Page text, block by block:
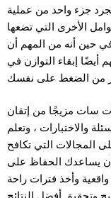
جزء واحد من عملية
الأخرى التي تضعها
في حين أنه من المهم أن
إبقاء التوازن في
سات مزيجًا من إتقان
والاختبارات ، وتعلم
المجالات التي تكافح
أن يساعدك الحفاظ على
واقعية وأخذ فترات راحة
وتحقيق أفضل النتائج